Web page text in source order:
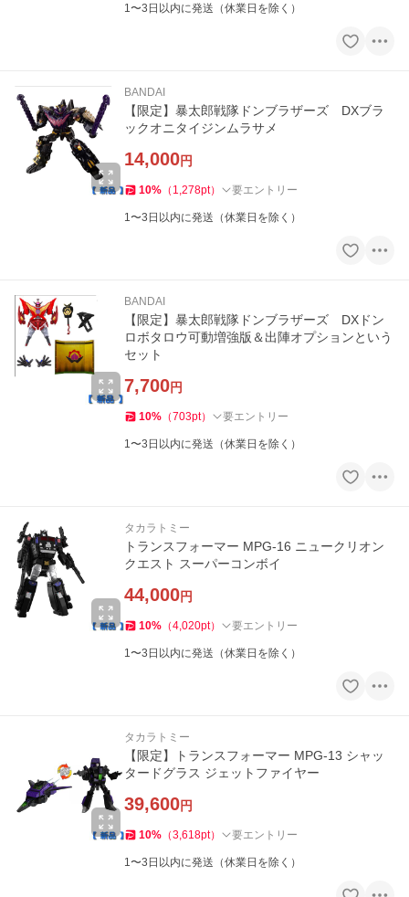
1〜3日以内に発送（休業日を除く）
BANDAI
【限定】暴太郎戦隊ドンブラザーズ DXブラ
ックオニタイジンムラサメ
14,000円
10% （ 1,278pt） 要エントリー
1〜3日以内に発送（休業日を除く）
BANDAI
【限定】暴太郎戦隊ドンブラザーズ DXドン
ロボタロウ可動増強版＆出陣オプションという
セット
7,700円
10% （703pt） 要エントリー
1〜3日以内に発送（休業日を除く）
タカラトミー
トランスフォーマー MPG-16 ニュークリオン
クエスト スーパーコンボイ
44,000円
10% （4,020pt） 要エントリー
1〜3日以内に発送（休業日を除く）
タカラトミー
【限定】トランスフォーマー MPG-13 シャッ
タードグラス ジェットファイヤー
39,600円
10% （3,618pt） 要エントリー
1〜3日以内に発送（休業日を除く）